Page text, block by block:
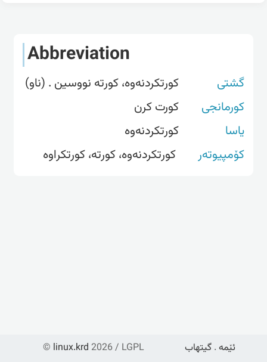
Abbreviation
گشتی
کورتکردنەوە، کورتە نووسین . (ناو)
کورمانجی
کورت کرن
یاسا
کورتکردنەوە
کۆمپیوتەر
کورتکردنه‌وه، کورته‌، کورتکراوه
© linux.krd 2026 / LGPL ئێمە . گیتهاب